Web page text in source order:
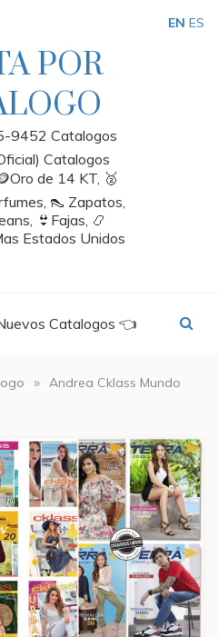
POR
9452 Catalogos
Catalogos
de 14 KT, 🥈
👠 Zapatos,
👙Fajas, 📿
Estados Unidos
Catalogos 👈
» Andrea Cklass Mundo
EN ES